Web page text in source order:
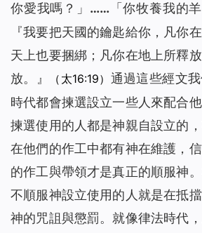
你愛我嗎？」……「你牧養我的羊
『我要把天國的鑰匙給你，凡你
天上也要捆綁；凡你在地上所釋
放。』
（太16:19） 通過這些經文
時代都會揀選設立一些人來配合
揀選使用的人都是神親自設立的
在他們的作工中都有神在維護，
的作工與帶領才是真正的順服神
不順服神設立使用的人就是在抵
神的咒詛與懲罰。就像律法時代